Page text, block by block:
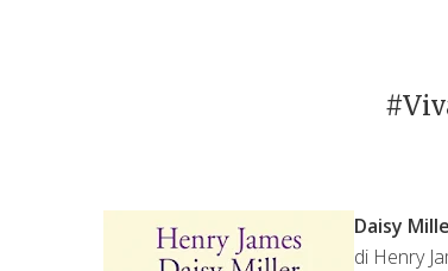
Daisy
di Henry